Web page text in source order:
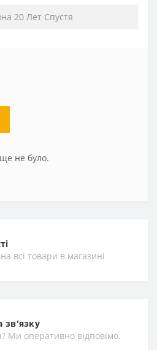
20 Лет Спустя
не було.
всі товари в магазині
зв'язку
Ми оперативно відповімо.